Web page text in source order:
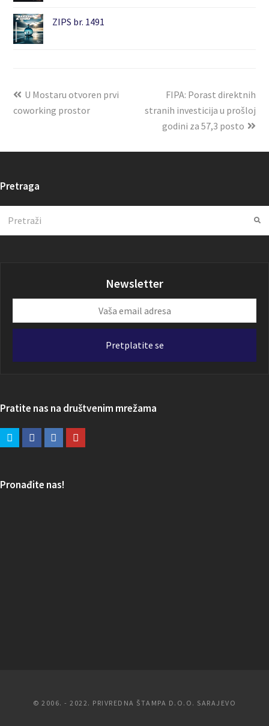
ZIPS br. 1491
U Mostaru otvoren prvi
coworking prostor
FIPA: Porast direktnih
stranih investicija u prošloj
godini za 57,3 posto
Pretraga
Newsletter
email
Pretplatite se
Pratite nas na društvenim mrežama
Pronađite nas!
© 2006. - 2022. PRIVREDNA ŠTAMPA D.O.O. SARAJEVO